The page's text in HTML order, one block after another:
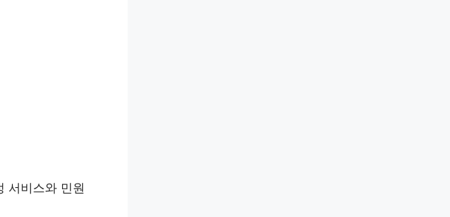
서비스와 민원